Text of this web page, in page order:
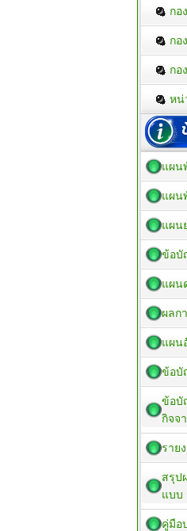
กอ
กอ
กอ
หน่
แผน
แผน
แผน
ข้อบั
แผน
ผลก
แผน
ข้อบั
ข้อบั
กิจจ
ราย
สรุป
แบบ
คู่มือ